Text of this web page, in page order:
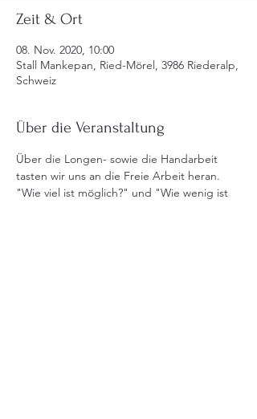
Zeit & Ort
08. Nov. 2020, 10:00
Stall Mankepan, Ried-Mörel, 3986 Riederalp,
Schweiz
Über die Veranstaltung
Über die Longen- sowie die Handarbeit
tasten wir uns an die Freie Arbeit heran.
"Wie viel ist möglich?" und "Wie wenig ist